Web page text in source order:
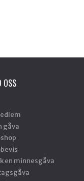
OSS
gåva
en minnesgåva